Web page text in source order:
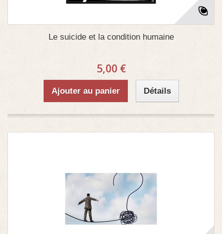
Le suicide et la condition humaine
5,00 €
Ajouter au panier Détails